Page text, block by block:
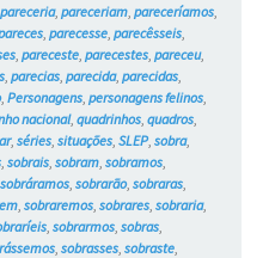
pareceria, pareceriam, pareceríamos,
, parecesse, parecêsseis,
, pareceste, parecestes, pareceu,
, parecias, parecida, parecidas,
, Personagens, personagens felinos,
nacional, quadrinhos, quadros,
, séries, situações, SLEP, sobra,
, sobrais, sobram, sobramos,
sobráramos, sobrarão, sobraras,
, sobraremos, sobrares, sobraria,
, sobrarmos, sobras,
, sobrasses, sobraste,